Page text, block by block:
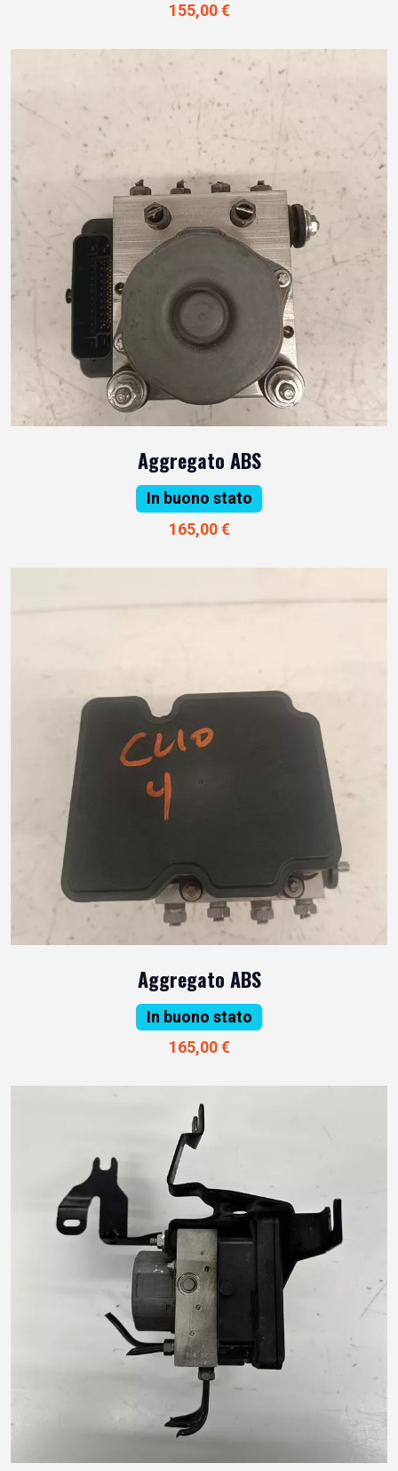
155,00 €
Aggregato ABS
In buono stato
165,00 €
Aggregato ABS
In buono stato
165,00 €